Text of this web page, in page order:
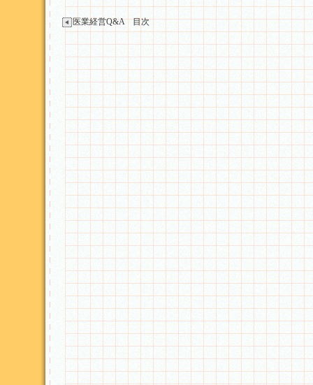
医業経営Q&A 目次